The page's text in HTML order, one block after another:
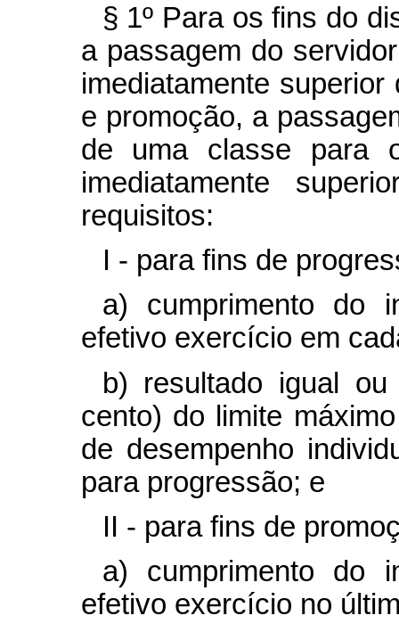
§ 1º Para os fins do
a passagem do
imediatamente
e promoção, a
de uma classe para
imediatamente
requisitos:
I - para fins de
a) cumprimento do
efetivo exercício em
b) resultado igual
cento) do limite
de desempenho
para progressão; e
II - para fins de
a) cumprimento do
efetivo exercício no